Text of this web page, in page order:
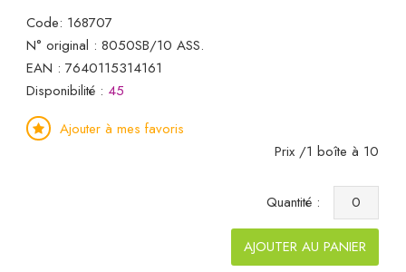
Code: 168707
N° original : 8050SB/10 ASS.
EAN : 7640115314161
Disponibilité : 45
Ajouter à mes favoris
Prix /1 boîte à 10
Quantité :
AJOUTER AU PANIER